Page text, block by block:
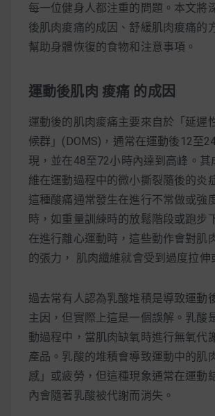
蔬食純素營養
純素料理食譜
蔬食純素餐廳推薦
每一位健身人都注重的問題。本文將
後肌肉痠痛的成因、舒緩肌肉痠痛的
幫助身體恢復的食物和注意事項。
運動後肌肉 痠痛 的成因
運動後的肌肉痠痛主要來自於「延遲
候群」(DOMS)，通常在運動後12至
現，並在48至72小時內達到高峰。其
維在運動過程中的微小撕裂隨後的炎
這種酸痛通常發生在進行不常做或強
時，如重量訓練時的放鬆階段或跑步
在進行離心運動時，這些動作會對肌
的張力， 肌肉纖維就會受到過度拉伸
過去常有人認為乳酸堆積是導致運動
主因，但實際上這是一個誤解。乳酸
動過程中，當肌肉缺氧時進行無氧代
產品。乳酸的堆積會導致運動中的肌
感」或疲勞，但這種現象通常在運動
內會隨著乳酸被代謝而消失。